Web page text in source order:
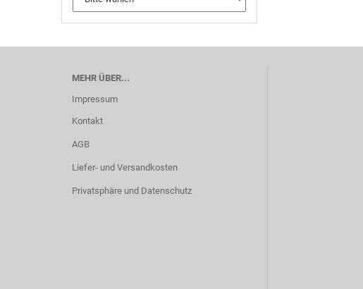
MEHR ÜBER...
Impressum
Kontakt
AGB
Liefer- und Versandkosten
Privatsphäre und Datenschutz